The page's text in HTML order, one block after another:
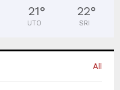
21°
UTO
22°
SRI
All